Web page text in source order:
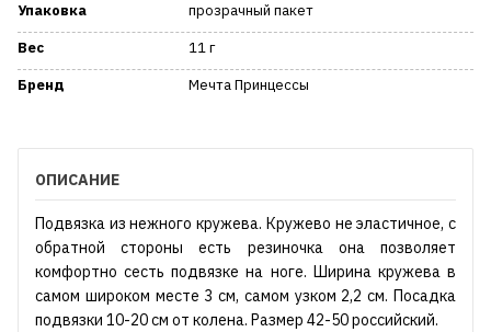
Упаковка
прозрачный пакет
Вес
11 г
Бренд
Мечта Принцессы
ОПИСАНИЕ
Подвязка из нежного кружева. Кружево не эластичное, с
обратной стороны есть резиночка она позволяет
комфортно сесть подвязке на ноге. Ширина кружева в
самом широком месте 3 см, самом узком 2,2 см. Посадка
подвязки 10-20 см от колена. Размер 42-50 российский.